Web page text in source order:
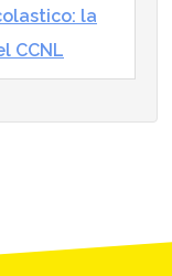
la
CCNL